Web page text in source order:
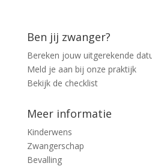
Ben jij zwanger?
Bereken jouw uitgerekende
Meld je aan bij onze praktijk
Bekijk de checklist
Meer informatie
Kinderwens
Zwangerschap
Bevalling